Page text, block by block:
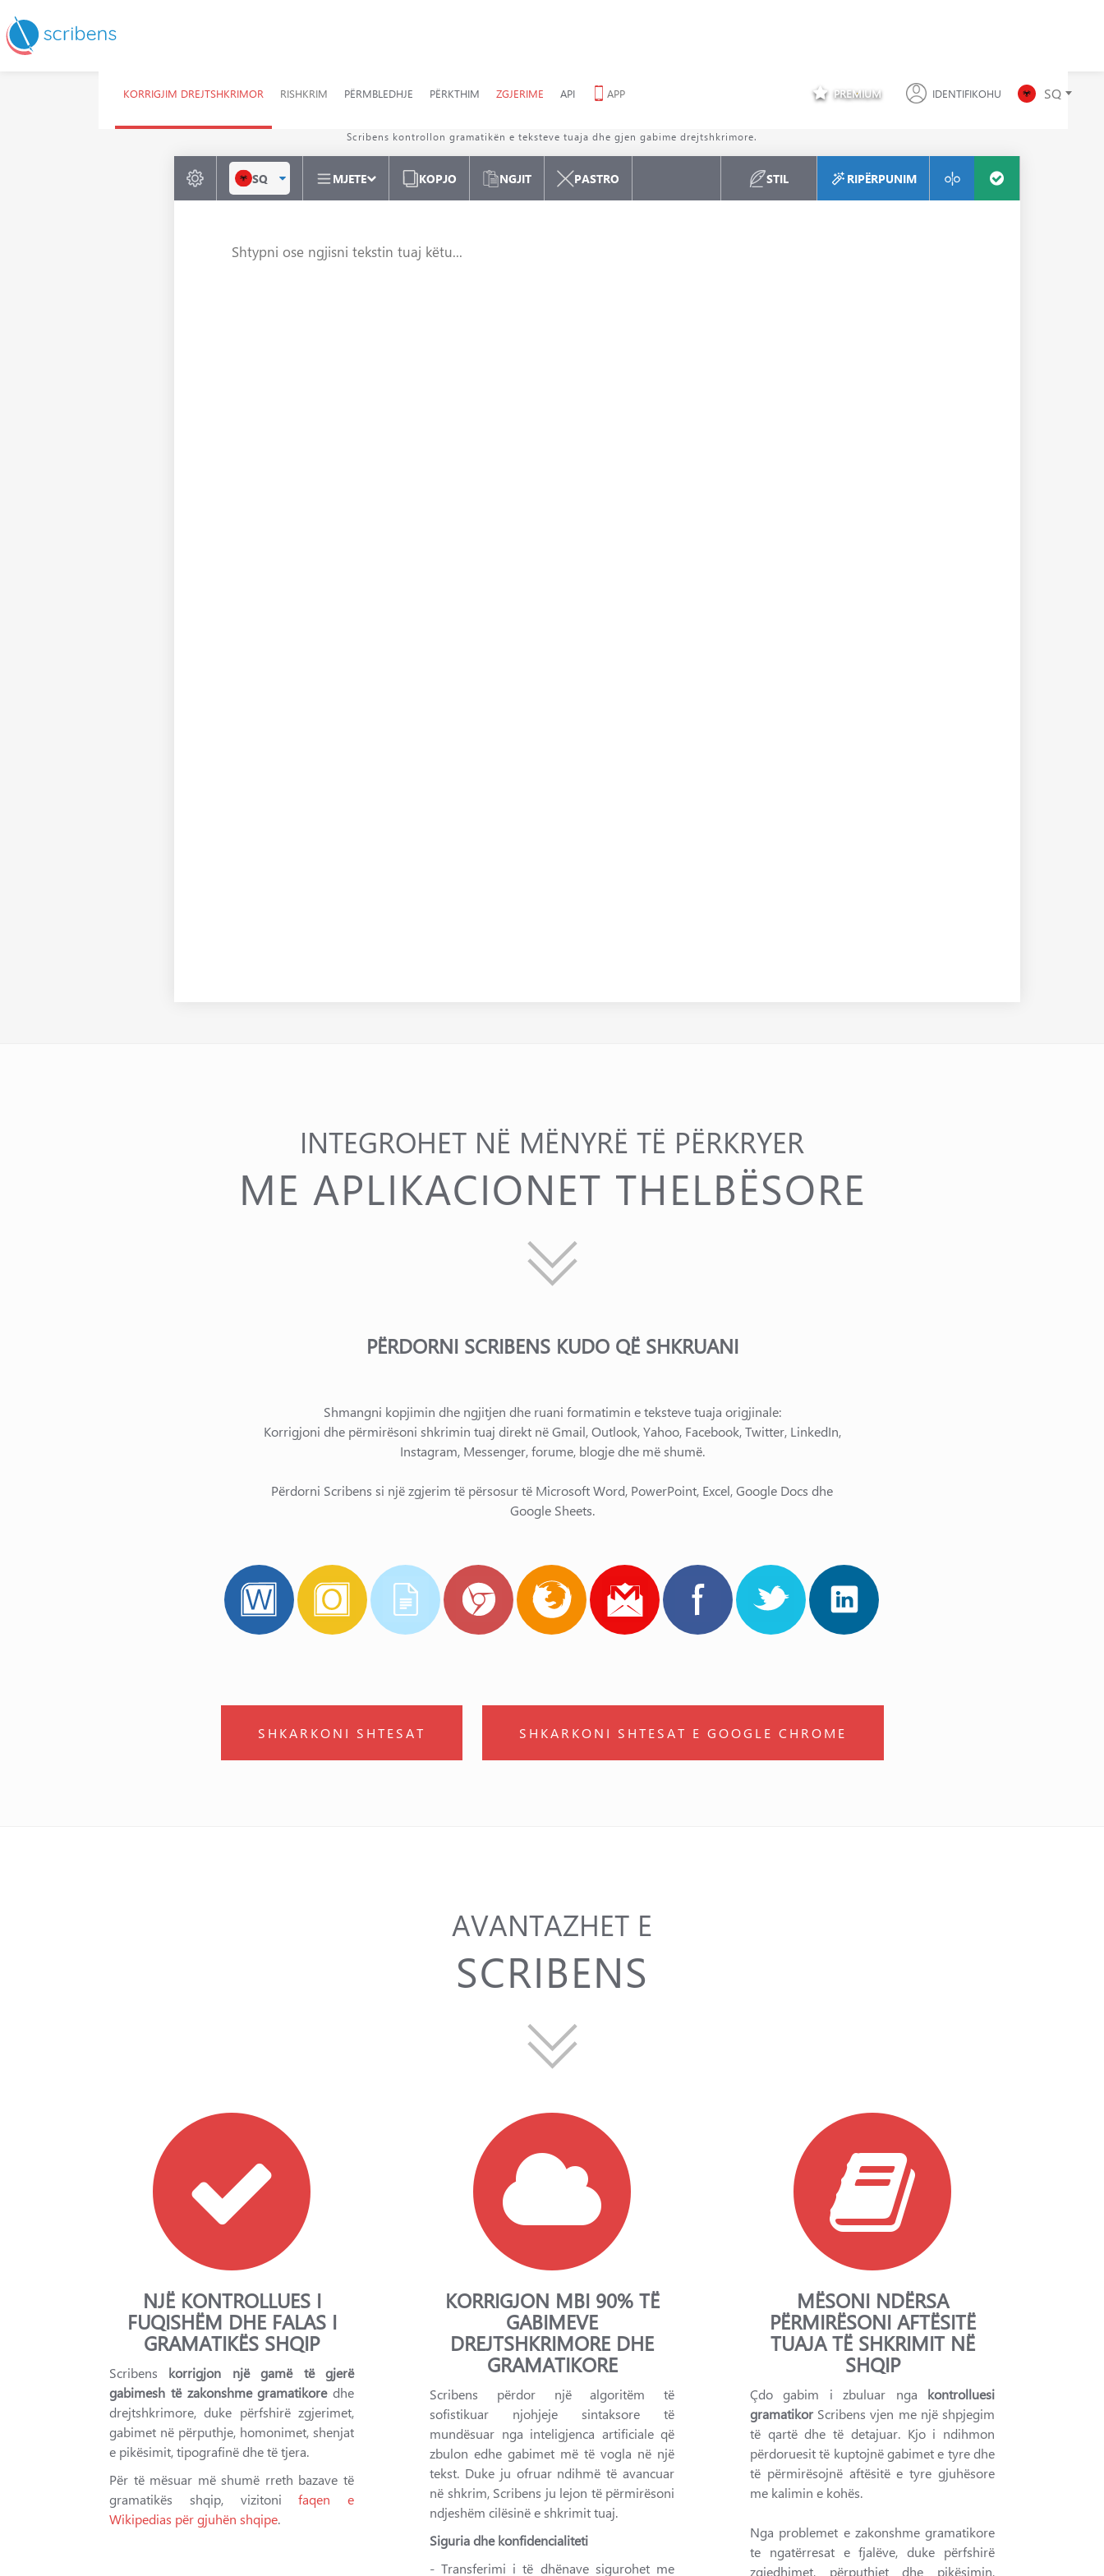
KORRIGJIM DREJTSHKRIMOR RISHKRIM PËRMBLEDHJE PËRKTHIM ZGJERIME API APP PREMIUM IDENTIFIKOHU SQ
Scribens kontrollon gramatikën e teksteve tuaja dhe gjen gabime drejtshkrimore.
SQ MJETE KOPJO NGJIT PASTRO STIL RIPËRPUNIM
INTEGROHET NË MËNYRË TË PËRKRYER
ME APLIKACIONET THELBËSORE
PËRDORNI SCRIBENS KUDO QË SHKRUANI
Shmangni kopjimin dhe ngjitjen dhe ruani formatimin e teksteve tuaja origjinale:
Korrigjoni dhe përmirësoni shkrimin tuaj direkt në Gmail, Outlook, Yahoo, Facebook, Twitter, LinkedIn,
Instagram, Messenger, forume, blogje dhe më shumë.
Përdorni Scribens si një zgjerim të përsosur të Microsoft Word, PowerPoint, Excel, Google Docs dhe
Google Sheets.
SHKARKONI SHTESAT SHKARKONI SHTESAT E GOOGLE CHROME
AVANTAZHET E
SCRIBENS
NJË KONTROLLUES I
FUQISHËM DHE FALAS I
GRAMATIKËS SHQIP
Scribens korrigjon një gamë të gjerë
gabimesh të zakonshme gramatikoredhe
drejtshkrimore, duke përfshirë zgjerimet,
gabimet në përputhje, homonimet, shenjat
e pikësimit, tipografinë dhe të tjera.
Për të mësuar më shumë rreth bazave të
gramatikës shqip, vizitonifaqen e
Wikipedias për gjuhën shqipe.
KORRIGJON MBI 90% TË
GABIMEVE
DREJTSHKRIMORE DHE
GRAMATIKORE
Scribens përdor një algoritëm të
sofistikuar njohjeje sintaksore të
mundësuar nga inteligjenca artificiale që
zbulon edhe gabimet më të vogla në një
tekst. Duke ju ofruar ndihmë të avancuar
në shkrim, Scribens ju lejon të përmirësoni
ndjeshëm cilësinë e shkrimit tuaj.
Siguria dhe konfidencialiteti
- Transferimi i të dhënave sigurohet me
MËSONI NDËRSA
PËRMIRËSONI AFTËSITË
TUAJA TË SHKRIMIT NË
SHQIP
Çdo gabim i zbuluar nga kontrolluesi
gramatikor Scribens vjen me një shpjegim
të qartë dhe të detajuar. Kjo i ndihmon
përdoruesit të kuptojnë gabimet e tyre dhe
të përmirësojnë aftësitë e tyre gjuhësore
me kalimin e kohës.
Nga problemet e zakonshme gramatikore
te ngatërresat e fjalëve, duke përfshirë
zgjedhimet, përputhjet dhe pikësimin,